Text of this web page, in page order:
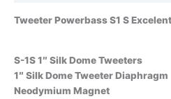
Tweeter Powerbass S1 S
S-1S 1″ Silk Dome Tweeters
1″ Silk Dome Tweeter Diaphragm
Neodymium Magnet